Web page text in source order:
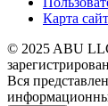
Карта
© 2025 ABU
Вся